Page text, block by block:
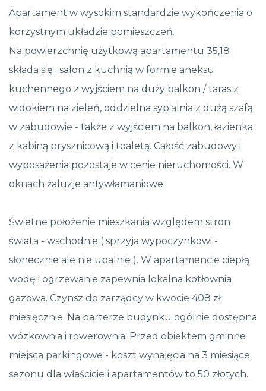
Apartament w wysokim standardzie wykończenia o
korzystnym układzie pomieszczeń.
Na powierzchnię użytkową apartamentu 35,18
składa się : salon z kuchnią w formie aneksu
kuchennego z wyjściem na duży balkon / taras z
widokiem na zieleń, oddzielna sypialnia z dużą szafą
w zabudowie - także z wyjściem na balkon, łazienka
z kabiną prysznicową i toaletą. Całość zabudowy i
wyposażenia pozostaje w cenie nieruchomości. W
oknach żaluzje antywłamaniowe.
Świetne położenie mieszkania względem stron
świata - wschodnie ( sprzyja wypoczynkowi -
słonecznie ale nie upalnie ). W apartamencie ciepłą
wodę i ogrzewanie zapewnia lokalna kotłownia
gazowa. Czynsz do zarządcy w kwocie 408 zł
miesięcznie. Na parterze budynku ogólnie dostępna
wózkownia i rowerownia. Przed obiektem gminne
miejsca parkingowe - koszt wynajęcia na 3 miesiące
sezonu dla właścicieli apartamentów to 50 złotych.